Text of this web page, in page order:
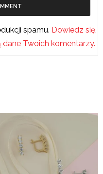
spamu. Dowiedz się,
Twoich komentarzy.